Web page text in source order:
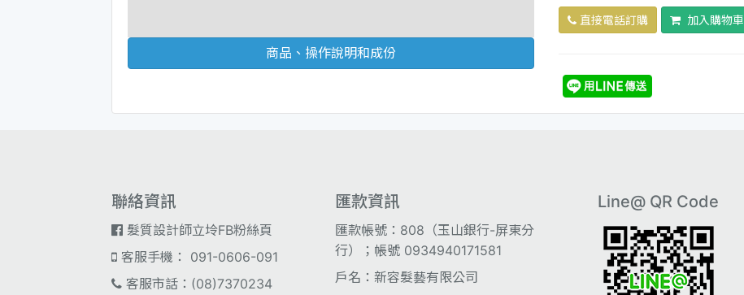
商品、操作說明和成份
直接電話訂購 加入購物車
聯絡資訊
髮質設計師立坽FB粉絲頁
客服手機： 091-0606-091
客服市話：(08)7370234
匯款資訊
匯款帳號：808（玉山銀行-屏東分
行）；帳號 0934940171581
戶名：新容髮藝有限公司
Line@ QR Code